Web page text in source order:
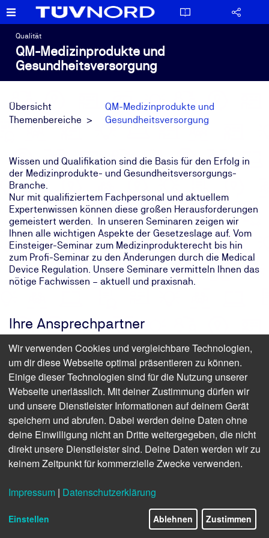
Qualität
QM-Medizinprodukte und
Gesundheitsversorgung
Übersicht
Themenbereiche
QM-Medizinprodukte und
Gesundheitsversorgung
Wissen und Qualifikation sind die Basis für den Erfolg in
der Medizinprodukte- und Gesundheitsversorgungs-
Branche.
Nur mit qualifiziertem Fachpersonal und aktuellem
Expertenwissen können diese großen Herausforderungen
gemeistert werden. In unseren Seminaren zeigen wir
Ihnen alle wichtigen Aspekte der Gesetzeslage auf. Vom
Einsteiger-Seminar zum Medizinprodukterecht bis hin
zum Profi-Seminar zu den Änderungen durch die Medical
Device Regulation. Unsere Seminare vermitteln Ihnen das
nötige Fachwissen – aktuell und praxisnah.
Ihre Ansprechpartner
Mein Name istSilke Liehr
Als Produktmanagerin helfe ich Ihnen gerne persönlich
weiter
Anmeldung und Termine: 0800 8888 020
sliehr@tuev-nord.de
Wir verwenden Cookies und vergleichbare Technologien,
um dir diese Webseite optimal präsentieren zu können.
Einige dieser Technologien sind für die Nutzung unserer
Webseite unerlässlich. Mit deiner Zustimmung dürfen wir
und unsere Dienstleister Informationen auf deinem Gerät
speichern und abrufen. Dabei werden deine Daten ohne
deine Einwilligung nicht an Dritte weitergegeben, die nicht
direkt unsere Dienstleister sind. Deine Daten werden wir zu
keinem Zeitpunkt für kommerzielle Zwecke verwenden.
Impressum | Datenschutzerklärung
Einstellen Ablehnen Zustimmen